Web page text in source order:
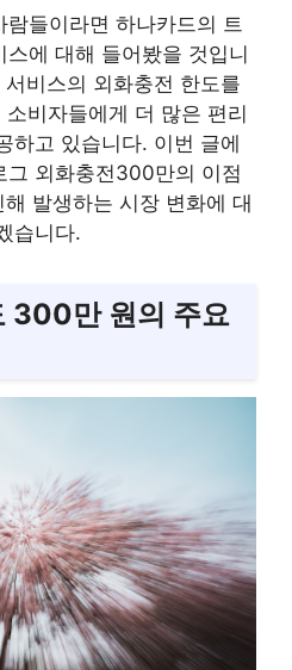
들이라면 하나카드의 트
에 대해 들어봤을 것입니
비스의 외화충전 한도를
비자들에게 더 많은 편리
하고 있습니다. 이번 글에
그 외화충전300만의 이점
발생하는 시장 변화에 대
습니다.
300만 원의 주요